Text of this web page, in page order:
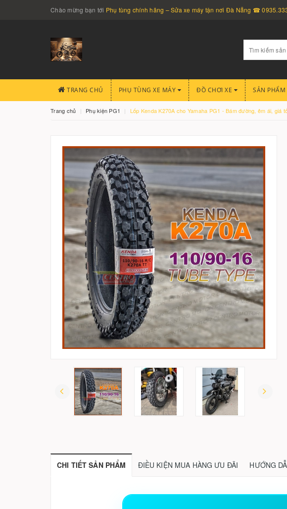
Chào mừng bạn tới Phụ tùng chính hãng – Sửa xe máy tận nơi Đà Nẵng ☎
TRANG CHỦ PHỤ TÙNG XE MÁY ĐỒ CHƠI XE SẢN PHẨM
Trang chủ Phụ kiện PG1 Lốp Kenda K270A cho Yamaha PG1 - Bám đường, êm ái, giá
CHI TIẾT SẢN PHẨM ĐIỀU KIỆN MUA HÀNG ƯU ĐÃI HƯỚNG